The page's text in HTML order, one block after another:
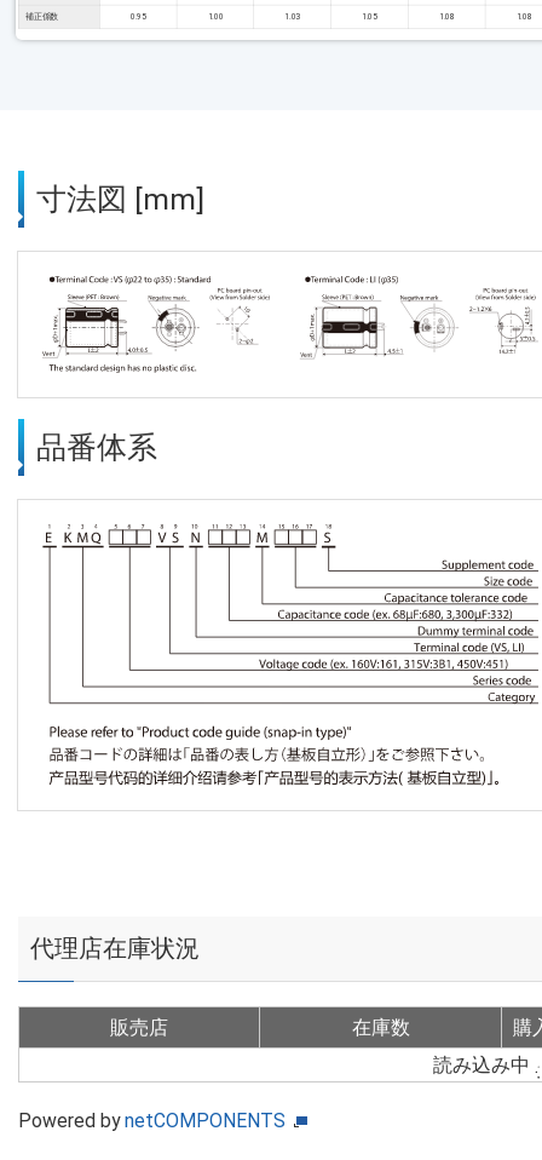
補正係数 0.95 1.00 1.03 1.05 1.08 1.08
寸法図 [mm]
品番体系
代理店在庫状況
販売店 在庫数
購
読み込み中
Powered bynetCOMPONENTS